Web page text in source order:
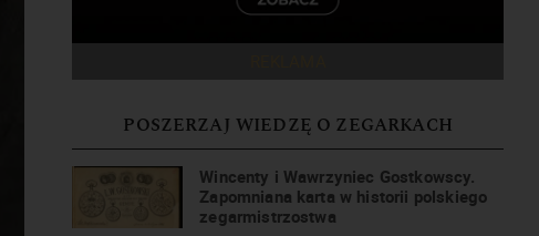
POSZERZAJ WIEDZĘ O ZEGARKACH
Wincenty i Wawrzyniec Gostkowscy.
Zapomniana karta w historii polskiego
zegarmistrzostwa